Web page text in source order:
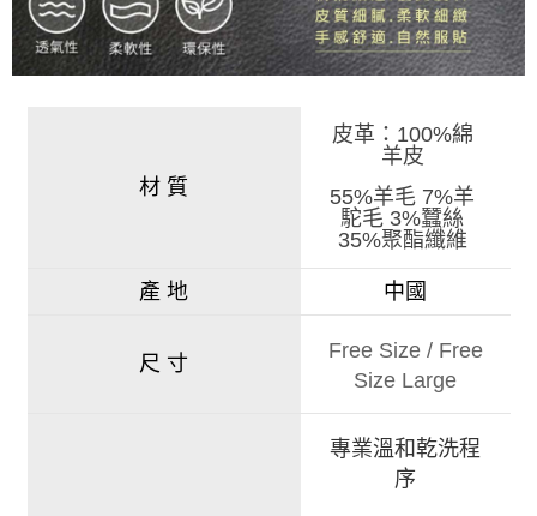
材 質
皮革：100%綿
羊皮
55%羊毛 7%羊
駝毛 3%蠶絲
35%聚酯纖維
產 地 中國
尺 寸
Free Size / Free
Size Large
專業溫和乾洗程
序